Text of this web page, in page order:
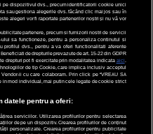
© 2026 Internet Corp SRL
Toate drepturile rezervate
dispozitivul dvs., precum identificatorii cookie unici
sau gestiona alegerile dvs. făcând clic mai jos sau în
alegeri vor fi raportate partenerilor noștri și nu vă vor
partenere, precum si furnizorii nostri de servicii
sa functioneze, pentru a personaliza continutul si
profilul dvs., pentru a va oferi functionalitati aferente
de drepturile prevazute de art. 15-22 din GDPR
drepturi pot fi exercitate prin modalitatea indicata aici
de tip Cookie, care implica inclusiv acceptul
ii cu care colaboram. Prin click pe “VREAU SA
in mod individual, mai putin cele legate de cookie strict
datele pentru a oferi:
serviciilor. Utilizarea profilurilor pentru selectarea
de pe un dispozitiv. Crearea profilurilor de conținut
personalizate. Crearea profilurilor pentru publicitate